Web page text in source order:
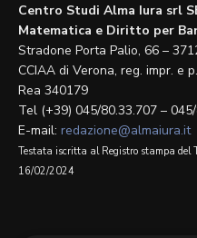
Centro Studi Alma Iura srl
Matematica e Diritto per
Stradone Porta Palio, 66 –
CCIAA di Verona, reg. impr. e
Rea 340179
Tel (+39) 045/80.33.707 –
E-mail: redazione@almaiura.it
Testata iscritta al Registro stampa
16/02/2024